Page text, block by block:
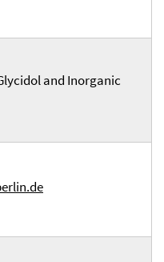
and Inorganic